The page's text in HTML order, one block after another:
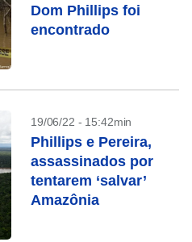
Dom Phillips foi
encontrado
19/06/22 - 15:42min
Phillips e Pereira,
assassinados por
tentarem ‘salvar’
Amazônia